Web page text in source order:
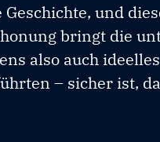
und
bringt die
also auch
– sicher ist,